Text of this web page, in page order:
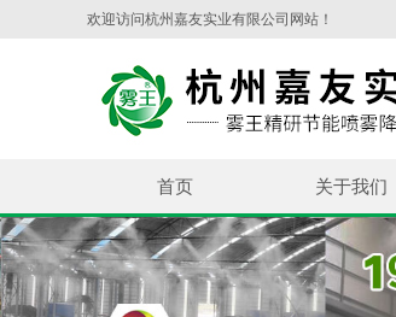
欢迎访问杭州嘉友实业有限公司网站！
首页 关于我们